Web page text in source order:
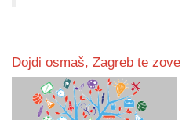
Dojdi osmaš, Zagreb te zove